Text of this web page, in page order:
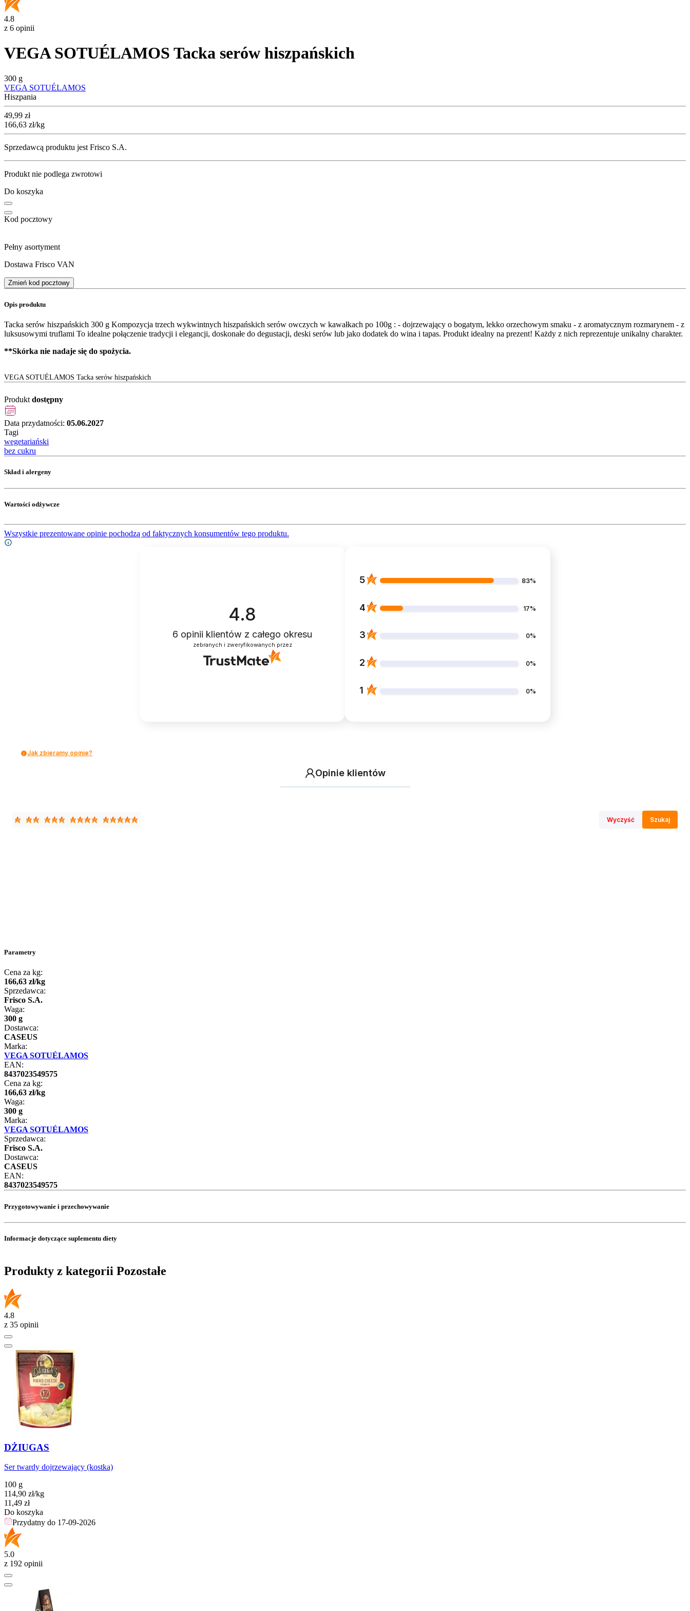
4.8
z 6 opinii
VEGA SOTUÉLAMOS Tacka serów hiszpańskich
300 g
VEGA SOTUÉLAMOS
Hiszpania
Cena
49,99 zł
166,63 zł/kg
Sprzedawcą produktu jest Frisco S.A.
Produkt nie podlega zwrotowi
Do koszyka
Kod pocztowy
Pełny asortyment
Dostawa Frisco VAN
Zmień kod pocztowy
Opis produktu
Tacka serów hiszpańskich 300 g Kompozycja trzech wykwintnych hiszpańskich serów owczych w kawałkach po 100g : - dojrzewający o bogatym, lekko orzechowym smaku - z aromatycznym rozmarynem - z
luksusowymi truflami To idealne połączenie tradycji i elegancji, doskonałe do degustacji, deski serów lub jako dodatek do wina i tapas. Produkt idealny na prezent! Każdy z nich reprezentuje unikalny charakter.
**Skórka nie nadaje się do spożycia.
VEGA SOTUÉLAMOS Tacka serów hiszpańskich
Produkt dostępny
Data przydatności: 05.06.2027
Tagi
wegetariański
bez cukru
Skład i alergeny
Wartości odżywcze
Wszystkie prezentowane opinie pochodzą od faktycznych konsumentów tego produktu.
4.8
6 opinii klientów z całego okresu
zebranych i zweryfikowanych przez
5 83%
4 17%
3 0%
2 0%
1 0%
Jak zbieramy opinie?
Opinie klientów
Wyczyść Szukaj
Parametry
Cena za kg:
166,63 zł/kg
Sprzedawca:
Frisco S.A.
Waga:
300 g
Dostawca:
CASEUS
Marka:
VEGA SOTUÉLAMOS
EAN:
8437023549575
Cena za kg:
166,63 zł/kg
Waga:
300 g
Marka:
VEGA SOTUÉLAMOS
Sprzedawca:
Frisco S.A.
Dostawca:
CASEUS
EAN:
8437023549575
Przygotowywanie i przechowywanie
Informacje dotyczące suplementu diety
Produkty z kategorii Pozostałe
4.8
z 35 opinii
DŻIUGAS
Ser twardy dojrzewający (kostka)
100 g
114,90 zł/kg
Cena
11,49 zł
Do koszyka
Przydatny do 17-09-2026
5.0
z 192 opinii